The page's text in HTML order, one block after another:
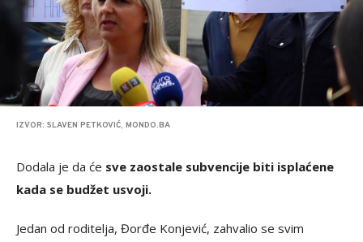
IZVOR: SLAVEN PETKOVIĆ, MONDO.BA
Dodala je da će sve zaostale subvencije biti isplaćene
kada se budžet usvoji.
Jedan od roditelja, Đorđe Konjević, zahvalio se svim